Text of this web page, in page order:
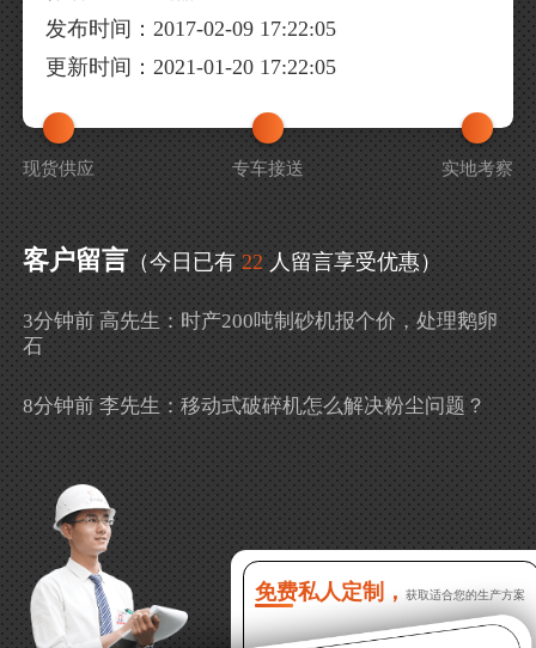
发布时间：2017-02-09 17:22:05
更新时间：2021-01-20 17:22:05
现货供应 专车接送 实地考察
客户留言 （今日已有 22 人留言享受优惠）
3分钟前 高先生：时产200吨制砂机报个价，处理鹅卵
石
8分钟前 李先生：移动式破碎机怎么解决粉尘问题？
吗？
16分钟前 程先生：破碎生产线出个方案及报价，有什
么售后服务？
22分钟前 郑女士：想了解时产500吨锤破，加工石灰石
免费私人定制， 获取适合您的生产方案